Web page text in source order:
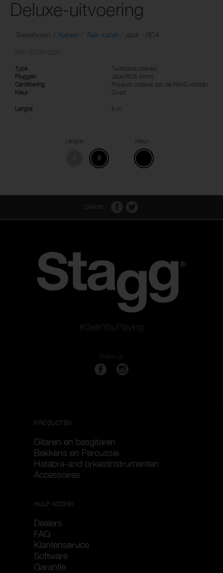
Deluxe-uitvoering
Toebehoren Kabels Twin kabel Jack - RCA
Type
Twinkabel (stereo)
Pluggen
Jack/RCA (m/m)
Certificering
Product voldoet aan de RoHS-richtlijn
Kleur
Zwart
Lengte 6 m
6
#GetsYouPlaying
Follow us
PRODUCTEN
Gitaren en basgitaren
Bekkens en Percussie
Hafabra-and orkestinstrumenten
Accessoires
HULP NODIG?
Dealers
FAQ
Klantenservice
Software
Garantie